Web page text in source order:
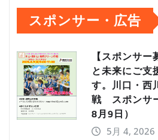
スポンサー・広告
【スポンサ
と未来にご支
す。川口・西
戦 スポンサ
8月9日）
5月 4, 2026